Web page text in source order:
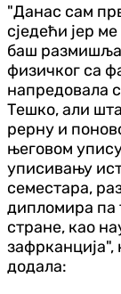
"Данас сам
сједећи јер
баш
физичког са
напредовала
Тешко, али
рерну и
његовом
уписивању
семестара,
дипломира па
стране, као
зафрканција",
додала: